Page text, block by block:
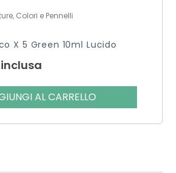
Colori e Pennelli
X 5 Green 10ml Lucido
AL CARRELLO